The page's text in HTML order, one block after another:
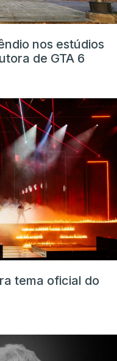
nos estúdios
de GTA 6
tema oficial do